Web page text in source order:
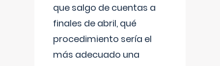
que salgo de cuentas a
finales de abril, qué
procedimiento sería el
más adecuado una